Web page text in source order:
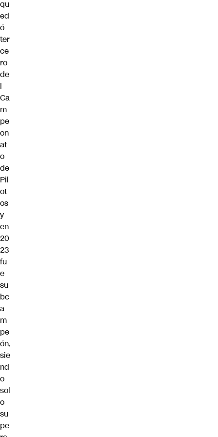
qu
ed
ó
ter
ce
ro
de
l
Ca
m
pe
on
at
o
de
Pil
ot
os
y
en
20
23
fu
e
su
bc
a
m
pe
ón,
sie
nd
o
sol
o
su
pe